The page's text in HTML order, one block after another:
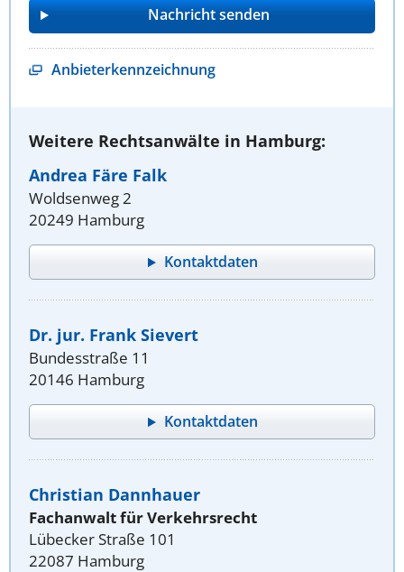
Anbieterkennzeichnung
Weitere Rechtsanwälte in Hamburg:
Andrea Färe Falk
Woldsenweg 2
20249 Hamburg
Kontaktdaten
Dr. jur. Frank Sievert
Bundesstraße 11
20146 Hamburg
Kontaktdaten
Christian Dannhauer
Fachanwalt für Verkehrsrecht
Lübecker Straße 101
22087 Hamburg